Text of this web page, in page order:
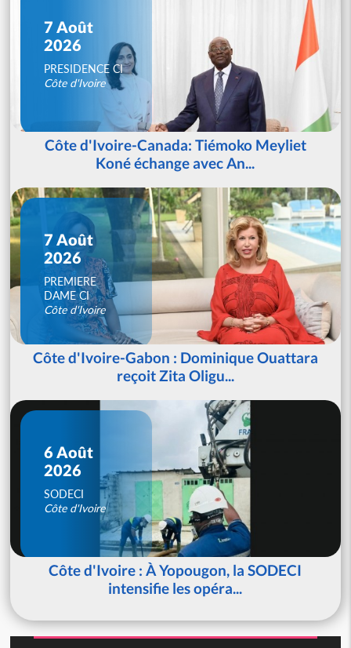
7 Août
2026
PRESIDENCE CI
Côte d'Ivoire
Côte d'Ivoire-Canada: Tiémoko Meyliet
Koné échange avec An...
7 Août
2026
PREMIERE
DAME CI
Côte d'Ivoire
Côte d'Ivoire-Gabon : Dominique Ouattara
reçoit Zita Oligu...
6 Août
2026
SODECI
Côte d'Ivoire
Côte d'Ivoire : À Yopougon, la SODECI
intensifie les opéra...